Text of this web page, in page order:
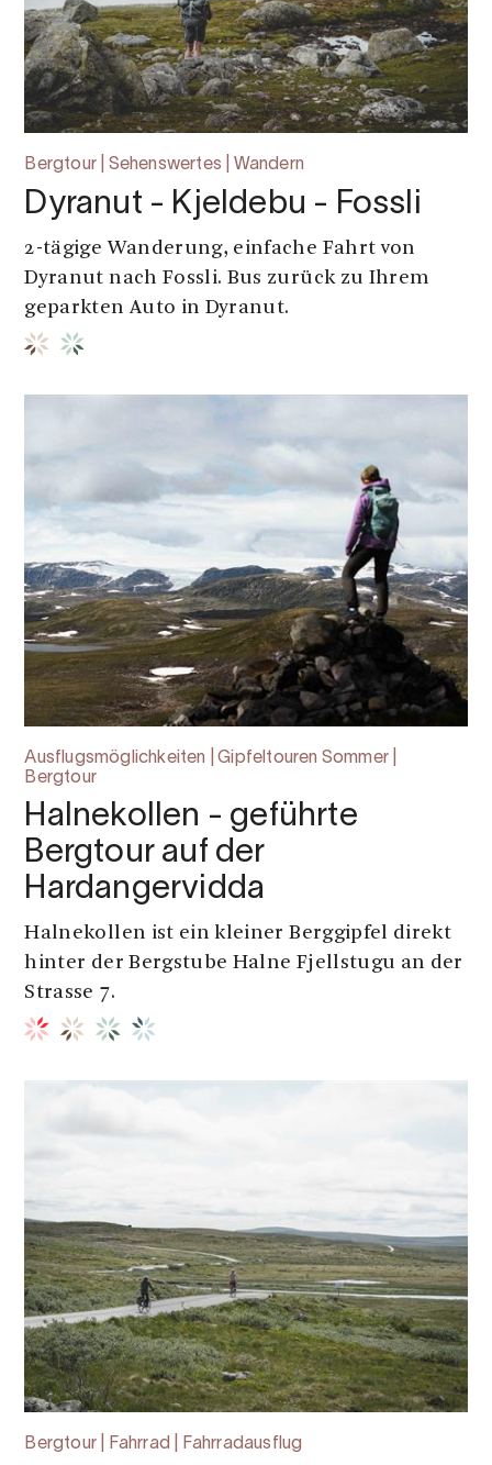
Bergtour | Sehenswertes | Wandern
Dyranut - Kjeldebu - Fossli
2-tägige Wanderung, einfache Fahrt von
Dyranut nach Fossli. Bus zurück zu Ihrem
geparkten Auto in Dyranut.
Ausflugsmöglichkeiten | Gipfeltouren Sommer |
Bergtour
Halnekollen - geführte
Bergtour auf der
Hardangervidda
Halnekollen ist ein kleiner Berggipfel direkt
hinter der Bergstube Halne Fjellstugu an der
Strasse 7.
Bergtour | Fahrrad | Fahrradausflug